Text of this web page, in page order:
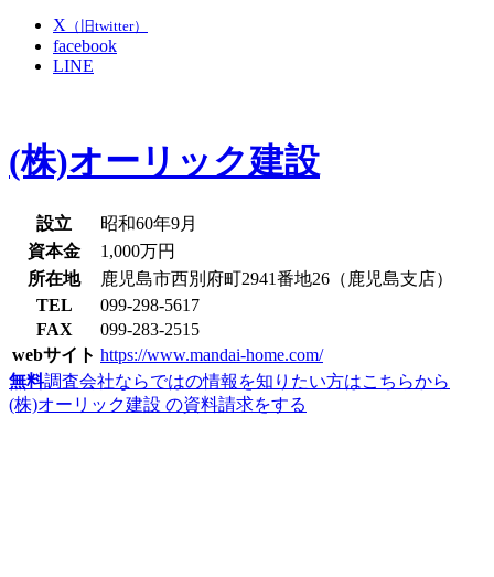
X （旧twitter）
facebook
LINE
(株)オーリック建設
設立
昭和60年9月
資本金
1,000万円
所在地
鹿児島市西別府町2941番地26（鹿児島支店）
TEL
099-298-5617
FAX
099-283-2515
webサイト https://www.mandai-home.com/
無料調査会社ならではの情報を知りたい方はこちらから
(株)オーリック建設 の資料請求をする